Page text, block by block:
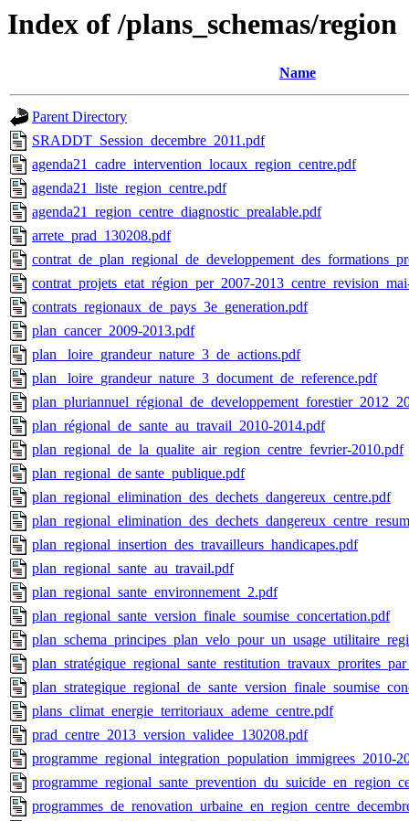
Index of /plans_schemas/region
Name
Parent Directory
SRADDT_Session_decembre_2011.pdf
agenda21_cadre_intervention_locaux_region_centre.pdf
agenda21_liste_region_centre.pdf
agenda21_region_centre_diagnostic_prealable.pdf
arrete_prad_130208.pdf
contrat_projets_etat_région_per_2007-
contrats_regionaux_de_pays_3e_generation.pdf
plan_cancer_2009-2013.pdf
plan_ loire_grandeur_nature_3_de_actions.pdf
plan_ loire_grandeur_nature_3_document_de_reference.pdf
plan_régional_de_sante_au_travail_2010-2014.pdf
plan_regional_de_la_qualite_air_region_centre_fevrier-2010.pdf
plan_regional_de sante_publique.pdf
plan_regional_elimination_des_dechets_dangereux_centre.pdf
plan_regional_insertion_des_travailleurs_handicapes.pdf
plan_regional_sante_au_travail.pdf
plan_regional_sante_environnement_2.pdf
plan_regional_sante_version_finale_soumise_concertation.pdf
plans_climat_energie_territoriaux_ademe_centre.pdf
prad_centre_2013_version_validee_130208.pdf
programme_regional_integration_population_immigrees_2010-